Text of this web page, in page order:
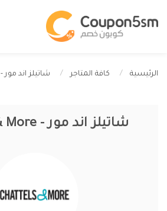
الرئيسية كافة المتاجر شاتيلز اند مور - Chattels & More
شاتيلز اند مور - Chattels & More